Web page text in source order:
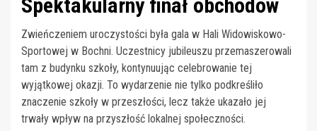
Spektakularny finał obchodów
Zwieńczeniem uroczystości była gala w Hali Widowiskowo-
Sportowej w Bochni. Uczestnicy jubileuszu przemaszerowali
tam z budynku szkoły, kontynuując celebrowanie tej
wyjątkowej okazji. To wydarzenie nie tylko podkreśliło
znaczenie szkoły w przeszłości, lecz także ukazało jej
trwały wpływ na przyszłość lokalnej społeczności.